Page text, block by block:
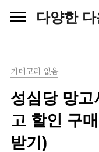
카테고리 없음
성심당 망
고 할인 구
받기)